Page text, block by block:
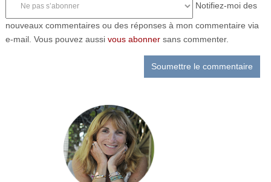
Notifiez-moi des
nouveaux commentaires ou des réponses à mon commentaire via
e-mail. Vous pouvez aussi vous abonnersans commenter.